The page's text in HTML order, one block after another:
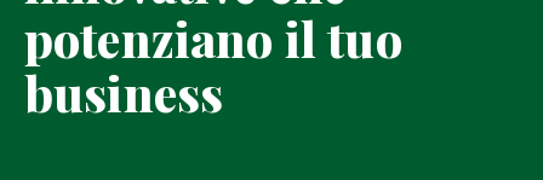
potenziano il tuo
business